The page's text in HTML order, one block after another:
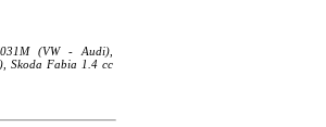
(VW - Audi),
Skoda Fabia 1.4 cc